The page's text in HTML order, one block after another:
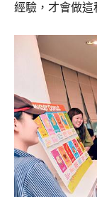
經驗，才會做這